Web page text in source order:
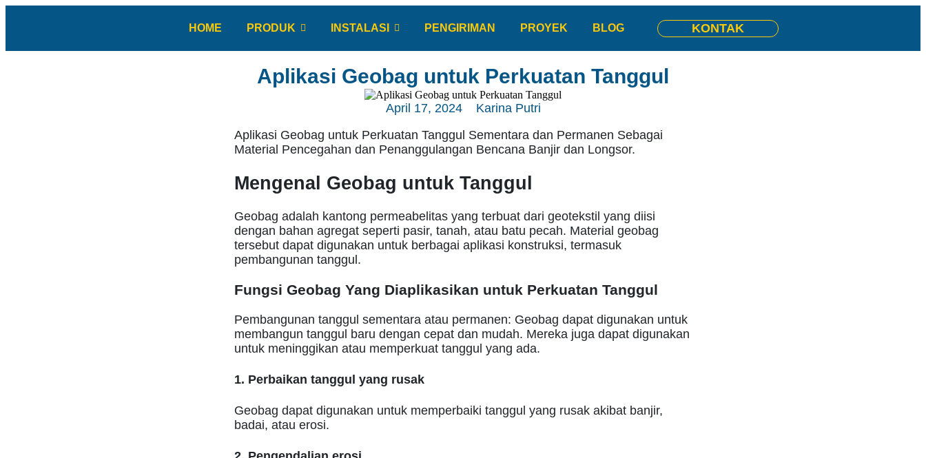
HOME PRODUK INSTALASI PENGIRIMAN PROYEK BLOG KONTAK
Aplikasi Geobag untuk Perkuatan Tanggul
April 17, 2024
Karina Putri
Aplikasi Geobag untuk Perkuatan Tanggul Sementara dan Permanen Sebagai
Material Pencegahan dan Penanggulangan Bencana Banjir dan Longsor.
Mengenal Geobag untuk Tanggul
Geobag adalah kantong permeabelitas yang terbuat dari geotekstil yang diisi
dengan bahan agregat seperti pasir, tanah, atau batu pecah. Material geobag
tersebut dapat digunakan untuk berbagai aplikasi konstruksi, termasuk
pembangunan tanggul.
Fungsi Geobag Yang Diaplikasikan untuk Perkuatan Tanggul
Pembangunan tanggul sementara atau permanen: Geobag dapat digunakan untuk
membangun tanggul baru dengan cepat dan mudah. Mereka juga dapat digunakan
untuk meninggikan atau memperkuat tanggul yang ada.
1. Perbaikan tanggul yang rusak
Geobag dapat digunakan untuk memperbaiki tanggul yang rusak akibat banjir,
badai, atau erosi.